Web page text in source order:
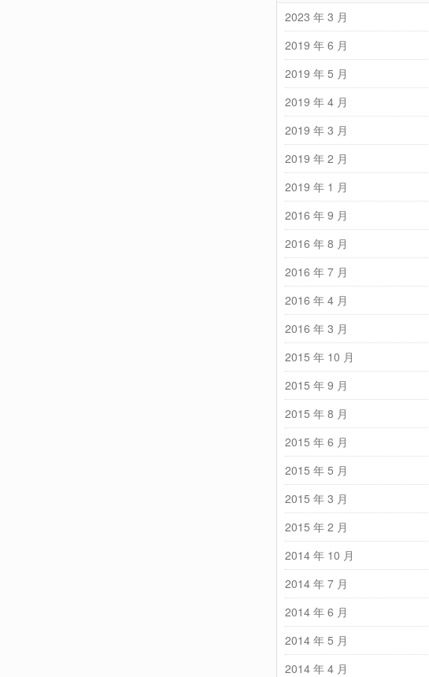
2023 年 3 月
2019 年 6 月
2019 年 5 月
2019 年 4 月
2019 年 3 月
2019 年 2 月
2019 年 1 月
2016 年 9 月
2016 年 8 月
2016 年 7 月
2016 年 4 月
2016 年 3 月
2015 年 10 月
2015 年 9 月
2015 年 8 月
2015 年 6 月
2015 年 5 月
2015 年 3 月
2015 年 2 月
2014 年 10 月
2014 年 7 月
2014 年 6 月
2014 年 5 月
2014 年 4 月